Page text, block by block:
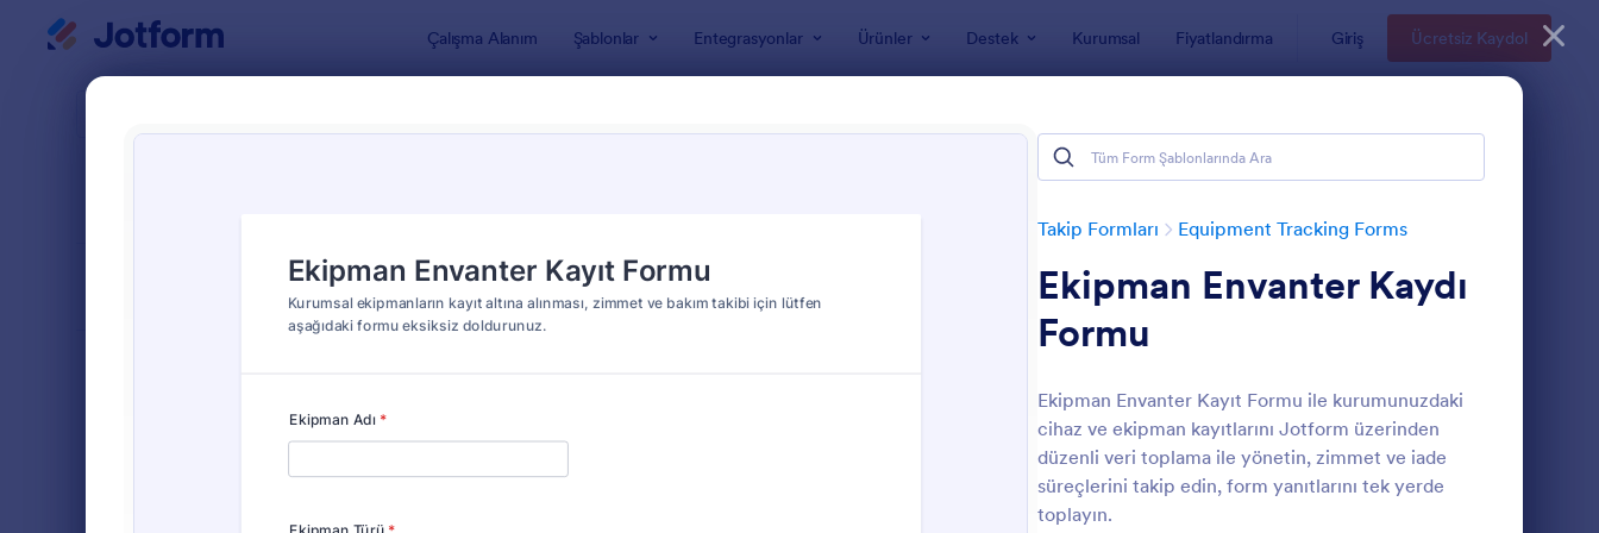
Çalışma Alanım Şablonlar Entegrasyonlar Ürünler Destek Kurumsal Fiyatlandırma Giriş Ücretsiz Kaydol
Takip Formları Equipment Tracking Forms
Ekipman Envanter Kaydı
Formu
Ekipman Envanter Kayıt Formu ile kurumunuzdaki
cihaz ve ekipman kayıtlarını Jotform üzerinden
düzenli veri toplama ile yönetin, zimmet ve iade
süreçlerini takip edin, form yanıtlarını tek yerde
toplayın.
: Geri Dönüşüm Eşyası İade FormuÖnizleme: Alım Envanteri
Klasik
689